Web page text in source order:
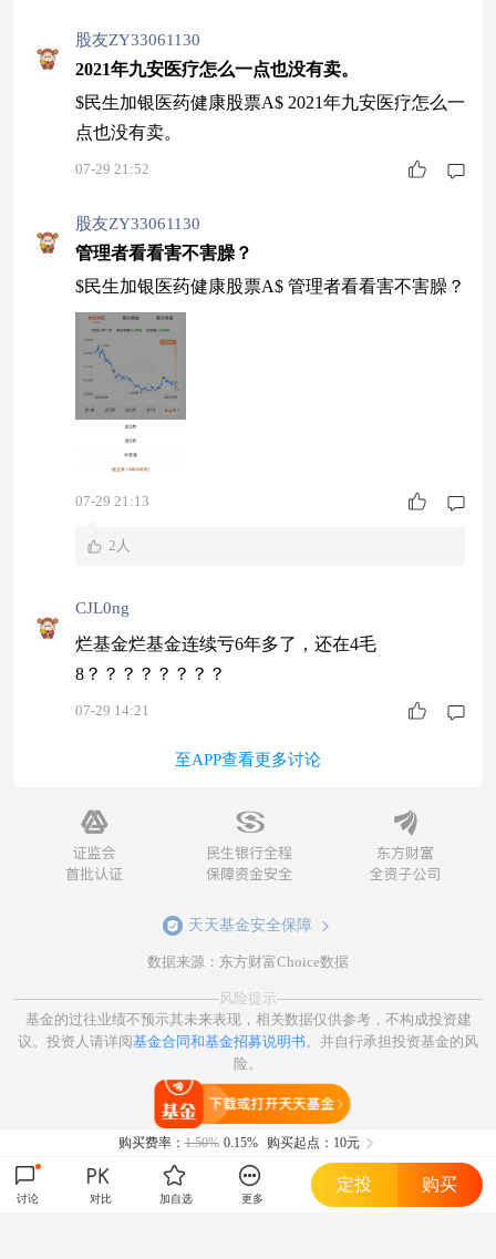
股友ZY33061130
2021年九安医疗怎么一点也没有卖。
$民生加银医药健康股票A$ 2021年九安医疗怎么一
点也没有卖。
07-29 21:52
股友ZY33061130
管理者看看害不害臊？
$民生加银医药健康股票A$ 管理者看看害不害臊？
07-29 21:13
2人
CJL0ng
烂基金烂基金连续亏6年多了，还在4毛
8？？？？？？？？
07-29 14:21
至APP查看更多讨论
天天基金安全保障
数据来源：东方财富Choice数据
风险提示
基金的过往业绩不预示其未来表现，相关数据仅供参考，不构成投资建
议。投资人请详阅基金合同和基金招募说明书。并自行承担投资基金的风
险。
购买费率：1.50% 0.15% 购买起点：10元
讨论 对比 加自选 更多
定投 购买
打开天天基金